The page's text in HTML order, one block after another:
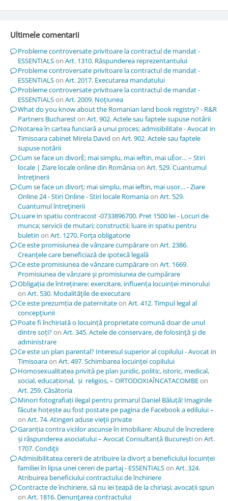
Ultimele comentarii
Probleme controversate privitoare la contractul de mandat -
ESSENTIALSon Art. 1310. Răspunderea reprezentantului
Probleme controversate privitoare la contractul de mandat -
ESSENTIALSon Art. 2017. Executarea mandatului
Probleme controversate privitoare la contractul de mandat -
ESSENTIALSon Art. 2009. Noţiunea
What do you know about the Romanian land book registry? - R&R
Partners Buchareston Art. 902. Actele sau faptele supuse notării
Notarea în cartea funciară a unui proces; admisibilitate - Avocat in
Timisoara cabinet Mirela David on Art. 902. Actele sau faptele
supuse notării
Cum se face un divorÈ; mai simplu, mai ieftin, mai uÈor… – Stiri
locale | Ziare locale online din Româniaon Art. 529. Cuantumul
întreţinerii
Cum se face un divorț; mai simplu, mai ieftin, mai ușor… - Ziare
Online 24 - Stiri Online - Stiri locale Romaniaon Art. 529.
Cuantumul întreţinerii
Luare in spatiu contracost -0733896700. Pret 1500 lei - Locuri de
munca; servicii de mutari; constructii; luare in spatiu pentru
buletin on Art. 1270. Forţa obligatorie
Ce este promisiunea de vânzare cumpărareon Art. 2386.
Creanţele care beneficiază de ipotecă legală
Ce este promisiunea de vânzare cumpărareon Art. 1669.
Promisiunea de vânzare şi promisiunea de cumpărare
Obligația de întreținere: exercitare, influența locuinței minorului
on Art. 530. Modalităţile de executare
Ce este prezumția de paternitateon Art. 412. Timpul legal al
concepţiunii
Poate fi închiriată o locuință proprietate comună doar de unul
dintre soți?on Art. 345. Actele de conservare, de folosinţă şi de
administrare
Ce este un plan parental? Interesul superior al copilului - Avocat in
Timisoaraon Art. 497. Schimbarea locuinţei copilului
Homosexualitatea privită pe plan juridic, politic, istoric, medical,
social, educațional, și religios, – ORTODOXIAÎNCATACOMBEon
Art. 259. Căsătoria
Minori fotografiați ilegal pentru primarul Daniel Băluță! Imaginile
făcute hoțește au fost postate pe pagina de Facebook a edilului –
on Art. 74. Atingeri aduse vieţii private
Garanția contra viciilor ascunse în imobiliare: Abuzul de încredere
și răspunderea asociatului – Avocat Consultanță Bucureștion Art.
1707. Condiţii
Admisibilitatea cererii de atribuire la divorț a beneficiului locuinței
familiei în lipsa unei cereri de partaj - ESSENTIALSon Art. 324.
Atribuirea beneficiului contractului de închiriere
Contracte de închiriere, să nu iei țeapă de la chiriași; avocații spun
on Art. 1816. Denunţarea contractului